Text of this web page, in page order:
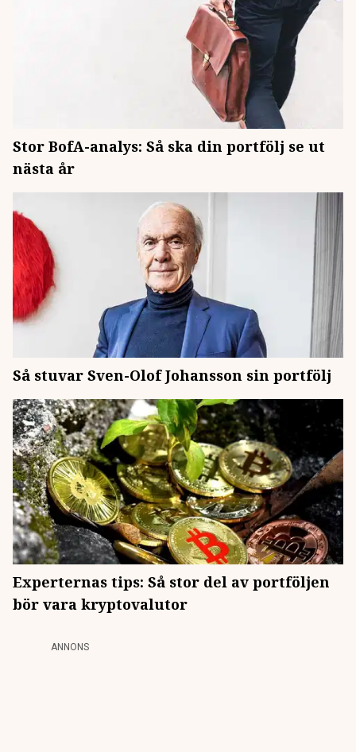
Stor BofA-analys: Så ska din portfölj se ut
nästa år
Så stuvar Sven-Olof Johansson sin portfölj
Experternas tips: Så stor del av portföljen
bör vara kryptovalutor
ANNONS